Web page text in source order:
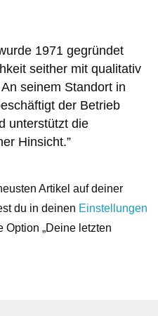
1971 gegründet
seither mit qualitativ
seinem Standort in
der Betrieb
unterstützt die
Hinsicht.
Artikel auf deiner
du in deinen Einstellungen
Option „Deine letzten